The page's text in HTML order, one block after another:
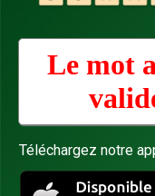
Le mot
Téléchargez notre